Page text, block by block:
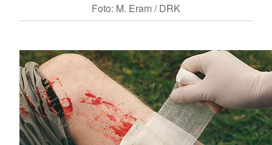
Foto: M. Eram / DRK